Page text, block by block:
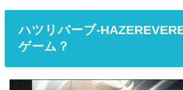
ハツリバーブ-
ゲーム？